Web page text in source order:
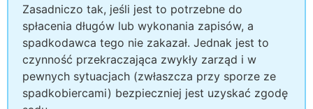
Zasadniczo tak, jeśli jest to potrzebne do
spłacenia długów lub wykonania zapisów, a
spadkodawca tego nie zakazał. Jednak jest to
czynność przekraczająca zwykły zarząd i w
pewnych sytuacjach (zwłaszcza przy sporze ze
spadkobiercami) bezpieczniej jest uzyskać zgodę